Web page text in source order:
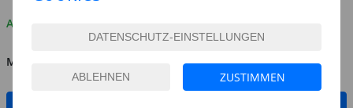
Auf Lager
MENGE
ZUSTIMMEN